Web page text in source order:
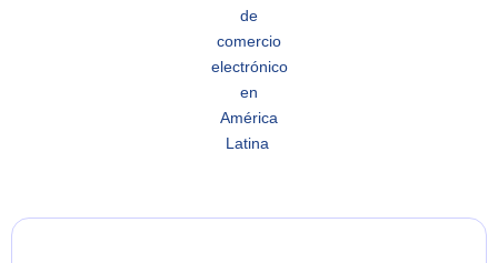
de
comercio
electrónico
en
América
Latina